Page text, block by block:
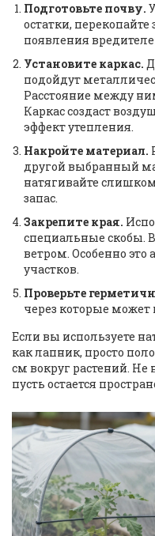
Подготовьте почву.
остатки,
появления
Установите каркас.
подойдут
Расстояние между
Каркас создаст
эффект утепления.
Накройте материал.
другой выбранный
натягивайте
запас.
Закрепите края.
специальные скобы.
ветром. Особенно
участков.
Проверьте
через которые
Если вы используете
как лапник, просто
см вокруг растений.
пусть остается